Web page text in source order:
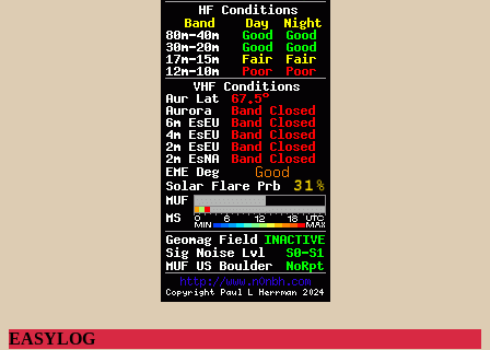
EASYLOG